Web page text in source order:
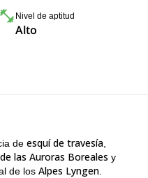
Nivel de aptitud
Alto
de esquí de travesía
las Auroras Boreales y
de los Alpes Lyngen